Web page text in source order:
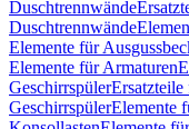
Duschtrennwände
Duschtrennwände
Elemente für
Elemente für Armaturen
GeschirrspülerErsatzteile
GeschirrspülerElemente